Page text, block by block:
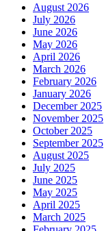
August 2026
July 2026
June 2026
May 2026
April 2026
March 2026
February 2026
January 2026
December 2025
November 2025
October 2025
September 2025
August 2025
July 2025
June 2025
May 2025
April 2025
March 2025